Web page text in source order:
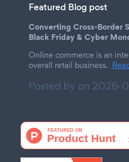
Featured Blog post
Converting Cross-Border
Black Friday & Cyber
Online commerce is an
overall retail business.
Posted by on 2026-